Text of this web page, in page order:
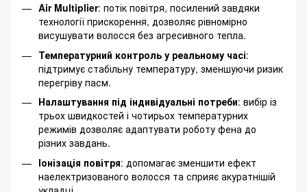
Air Multiplier: потік повітря, посилений завдяки
технології прискорення, дозволяє рівномірно
висушувати волосся без агресивного тепла.
Температурний контроль у реальному часі:
підтримує стабільну температуру, зменшуючи ризик
перегріву пасм.
Налаштування під індивідуальні потреби: вибір із
трьох швидкостей і чотирьох температурних
режимів дозволяє адаптувати роботу фена до
різних завдань.
Іонізація повітря: допомагає зменшити ефект
наелектризованого волосся та сприяє акуратнішій